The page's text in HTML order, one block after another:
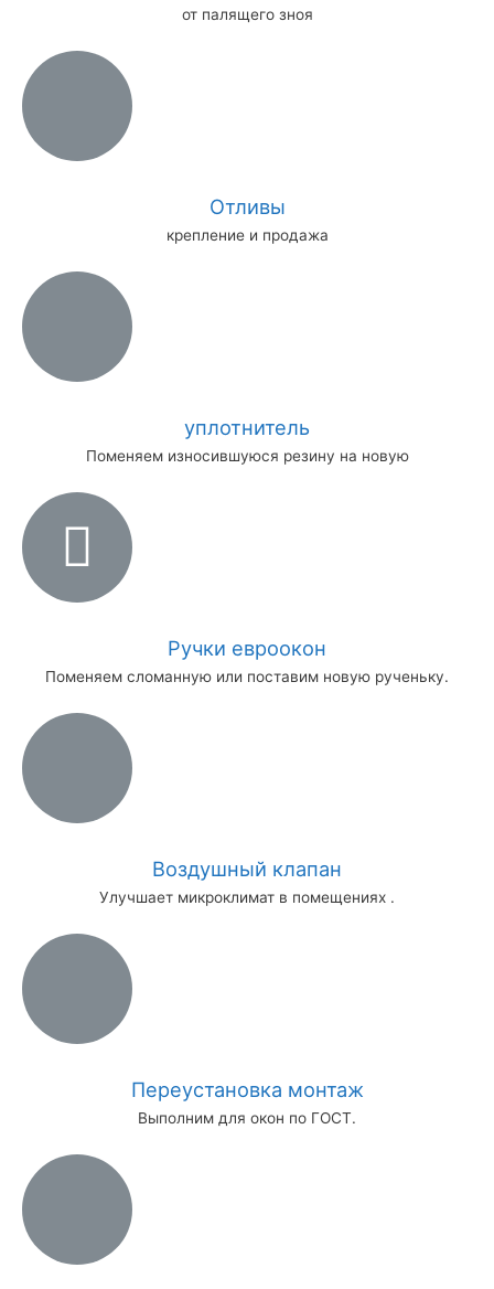
от палящего зноя
Отливы
крепление и продажа
уплотнитель
Поменяем износившуюся резину на новую
Ручки евроокон
Поменяем сломанную или поставим новую рученьку.
Воздушный клапан
Улучшает микроклимат в помещениях .
Переустановка монтаж
Выполним для окон по ГОСТ.